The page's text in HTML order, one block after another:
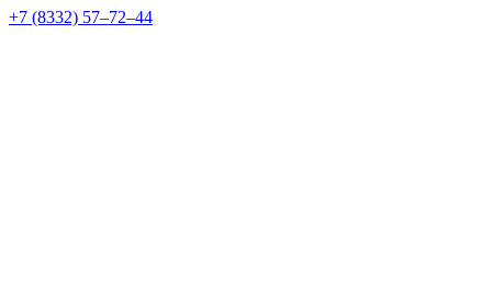
+7 (8332) 57‒72‒44